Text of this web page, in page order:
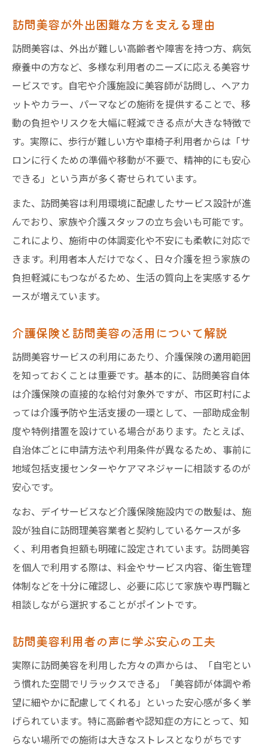
訪問美容が外出困難な方を支える理由
訪問美容は、外出が難しい高齢者や障害を持つ方、病気
療養中の方など、多様な利用者のニーズに応える美容サ
ービスです。自宅や介護施設に美容師が訪問し、ヘアカ
ットやカラー、パーマなどの施術を提供することで、移
動の負担やリスクを大幅に軽減できる点が大きな特徴で
す。実際に、歩行が難しい方や車椅子利用者からは「サ
ロンに行くための準備や移動が不要で、精神的にも安心
できる」という声が多く寄せられています。
また、訪問美容は利用環境に配慮したサービス設計が進
んでおり、家族や介護スタッフの立ち会いも可能です。
これにより、施術中の体調変化や不安にも柔軟に対応で
きます。利用者本人だけでなく、日々介護を担う家族の
負担軽減にもつながるため、生活の質向上を実感するケ
ースが増えています。
介護保険と訪問美容の活用について解説
訪問美容サービスの利用にあたり、介護保険の適用範囲
を知っておくことは重要です。基本的に、訪問美容自体
は介護保険の直接的な給付対象外ですが、市区町村によ
っては介護予防や生活支援の一環として、一部助成金制
度や特例措置を設けている場合があります。たとえば、
自治体ごとに申請方法や利用条件が異なるため、事前に
地域包括支援センターやケアマネジャーに相談するのが
安心です。
なお、デイサービスなど介護保険施設内での散髪は、施
設が独自に訪問理美容業者と契約しているケースが多
く、利用者負担額も明確に設定されています。訪問美容
を個人で利用する際は、料金やサービス内容、衛生管理
体制などを十分に確認し、必要に応じて家族や専門職と
相談しながら選択することがポイントです。
訪問美容利用者の声に学ぶ安心の工夫
実際に訪問美容を利用した方々の声からは、「自宅とい
う慣れた空間でリラックスできる」「美容師が体調や希
望に細やかに配慮してくれる」といった安心感が多く挙
げられています。特に高齢者や認知症の方にとって、知
らない場所での施術は大きなストレスとなりがちです